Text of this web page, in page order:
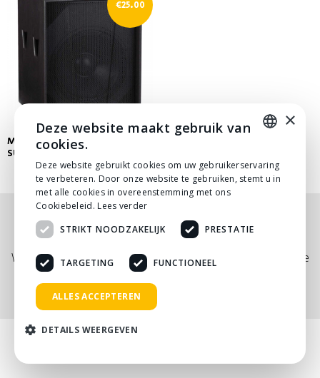
MARTIN AUDIO S18+ PASSIEVE
SUBWOOFER
€25.00
Nog niet helemaal gevonden wat je zocht? Bekijk
onze
contact
Wij adviseren je graag via telefoon, mail of tijdens een kopje
koffie!
DUTCH
×
Deze website maakt gebruik van
cookies.
Deze website gebruikt cookies om uw gebruikerservaring
te verbeteren. Door onze website te gebruiken, stemt u in
met alle cookies in overeenstemming met ons
Cookiebeleid. Lees verder
STRIKT NOODZAKELIJK
PRESTATIE
TARGETING FUNCTIONEEL
ALLES ACCEPTEREN
DETAILS WEERGEVEN